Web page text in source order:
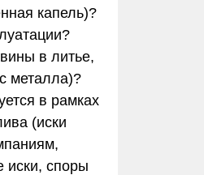
капель)?
в литье,
металла)?
в рамках
(иски
иски, споры